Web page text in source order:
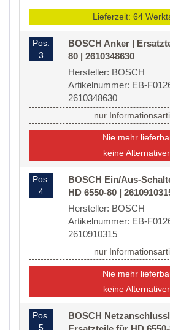
Lieferzeit: 64
Pos.
3
BOSCH Anker |
80 | 2610348630
Hersteller: BOSCH
Artikelnummer: EB-
2610348630
nur
Nie mehr
keine
Pos.
4
BOSCH Ein/Aus-
HD 6550-80 |
Hersteller: BOSCH
Artikelnummer: EB-
2610910315
nur
Nie mehr
keine
Pos.
5
BOSCH